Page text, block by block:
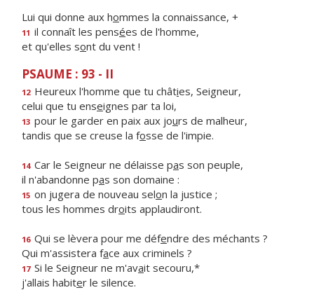
Lui qui donne aux hommes la connaissance, +
11 il connaît les pensées de l'homme,
et qu'elles sont du vent !
PSAUME : 93 - II
12 Heureux l'homme que tu châties, Seigneur,
celui que tu enseignes par ta loi,
13 pour le garder en paix aux jours de malheur,
tandis que se creuse la fosse de l'impie.
14 Car le Seigneur ne délaisse pas son peuple,
il n'abandonne pas son domaine :
15 on jugera de nouveau selon la justice ;
tous les hommes droits applaudiront.
16 Qui se lèvera pour me défendre des méchants ?
Qui m'assistera face aux criminels ?
17 Si le Seigneur ne m'avait secouru,*
j'allais habiter le silence.